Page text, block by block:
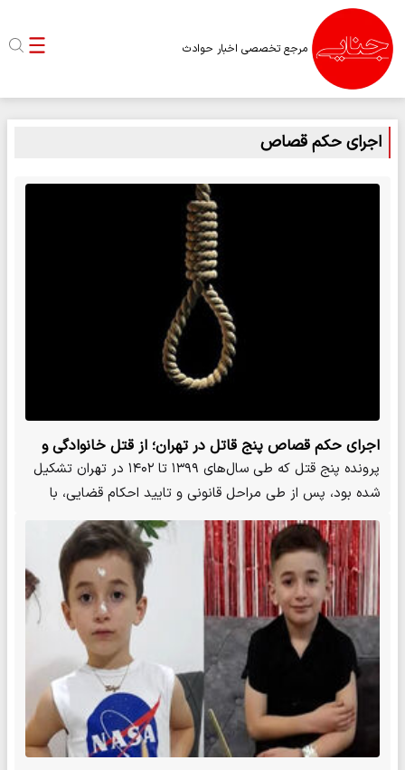
مرجع تخصصی اخبار حوادث
اجرای حکم قصاص
اجرای حکم قصاص پنج قاتل در تهران؛ از قتل خانوادگی و
آتش زدن جسد تا شهادت مدافع امنیت
پرونده پنج قتل که طی سال‌های ۱۳۹۹ تا ۱۴۰۲ در تهران تشکیل
شده بود، پس از طی مراحل قانونی و تایید احکام قضایی، با
اجرای…